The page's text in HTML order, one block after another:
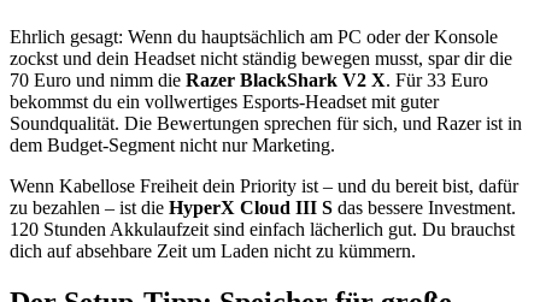
Ehrlich gesagt: Wenn du hauptsächlich am PC oder der Konsole
zockst und dein Headset nicht ständig bewegen musst, spar dir die
70 Euro und nimm die Razer BlackShark V2 X. Für 33 Euro
bekommst du ein vollwertiges Esports-Headset mit guter
Soundqualität. Die Bewertungen sprechen für sich, und Razer ist in
dem Budget-Segment nicht nur Marketing.
Wenn Kabellose Freiheit dein Priority ist – und du bereit bist, dafür
zu bezahlen – ist die HyperX Cloud III S das bessere Investment.
120 Stunden Akkulaufzeit sind einfach lächerlich gut. Du brauchst
dich auf absehbare Zeit um Laden nicht zu kümmern.